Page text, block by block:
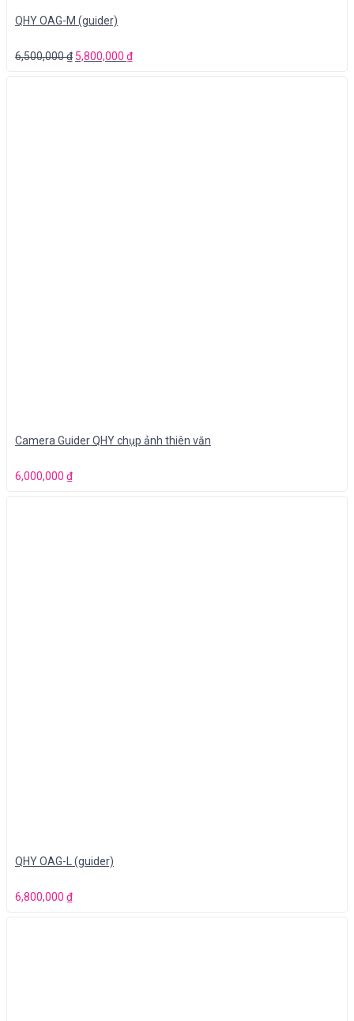
QHY OAG-M (guider)
6,500,000₫ 5,800,000 ₫
Camera Guider QHY chụp ảnh thiên văn
6,000,000 ₫
QHY OAG-L (guider)
6,800,000 ₫